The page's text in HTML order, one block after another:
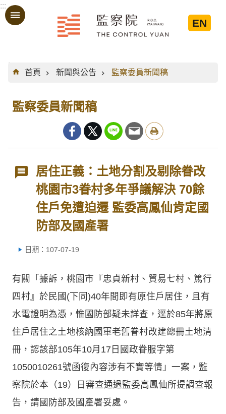
跳到主要內容區塊
:::
EN
:::
首頁
新聞與公告 監察委員新聞稿
監察委員新聞稿
居住正義：土地分割及剔除眷改
桃園市3眷村多年爭議解決 70餘
住戶免遭迫遷 監委高鳳仙肯定國
防部及國產署
日期：107-07-19
有關「據訴，桃園市『忠貞新村、貿易七村、篤行
四村』於民國(下同)40年間即有原住戶居住，且有
水電證明為憑，惟國防部疑未詳查，逕於85年將原
住戶居住之土地核納國軍老舊眷村改建總冊土地清
冊，認該部105年10月17日國政眷服字第
1050010261號函復內容涉有不實等情」一案，監
察院於本（19）日審查通過監委高鳳仙所提調查報
告，請國防部及國產署妥處。